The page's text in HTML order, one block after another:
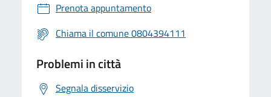
Prenota appuntamento
Chiama il comune 0804394111
Problemi in città
Segnala disservizio